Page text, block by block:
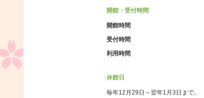
開館・受付時間
開館時間
受付時間
利用時間
休館日
毎年12月29日～翌年1月3日まで。